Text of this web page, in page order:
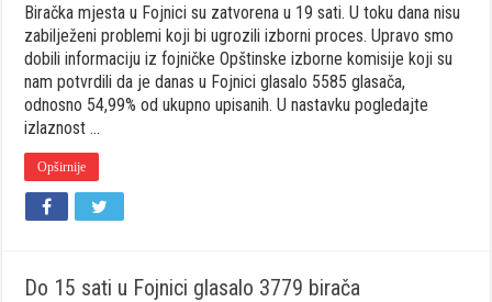
Biračka mjesta u Fojnici su zatvorena u 19 sati. U toku dana nisu
zabilježeni problemi koji bi ugrozili izborni proces. Upravo smo
dobili informaciju iz fojničke Opštinske izborne komisije koji su
nam potvrdili da je danas u Fojnici glasalo 5585 glasača,
odnosno 54,99% od ukupno upisanih. U nastavku pogledajte
izlaznost …
Opširnije
Do 15 sati u Fojnici glasalo 3779 birača